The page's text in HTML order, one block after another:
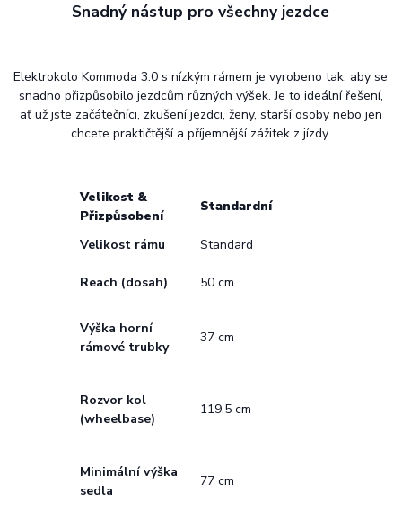
Snadný nástup pro všechny jezdce
Elektrokolo Kommoda 3.0 s nízkým rámem je vyrobeno tak, aby se
snadno přizpůsobilo jezdcům různých výšek. Je to ideální řešení,
ať už jste začátečníci, zkušení jezdci, ženy, starší osoby nebo jen
chcete praktičtější a příjemnější zážitek z jízdy.
Velikost &
Přizpůsobení
Standardní
Velikost rámu Standard
Reach (dosah) 50 cm
Výška horní
rámové trubky
37 cm
Rozvor kol
(wheelbase)
119,5 cm
Minimální výška
sedla
77 cm